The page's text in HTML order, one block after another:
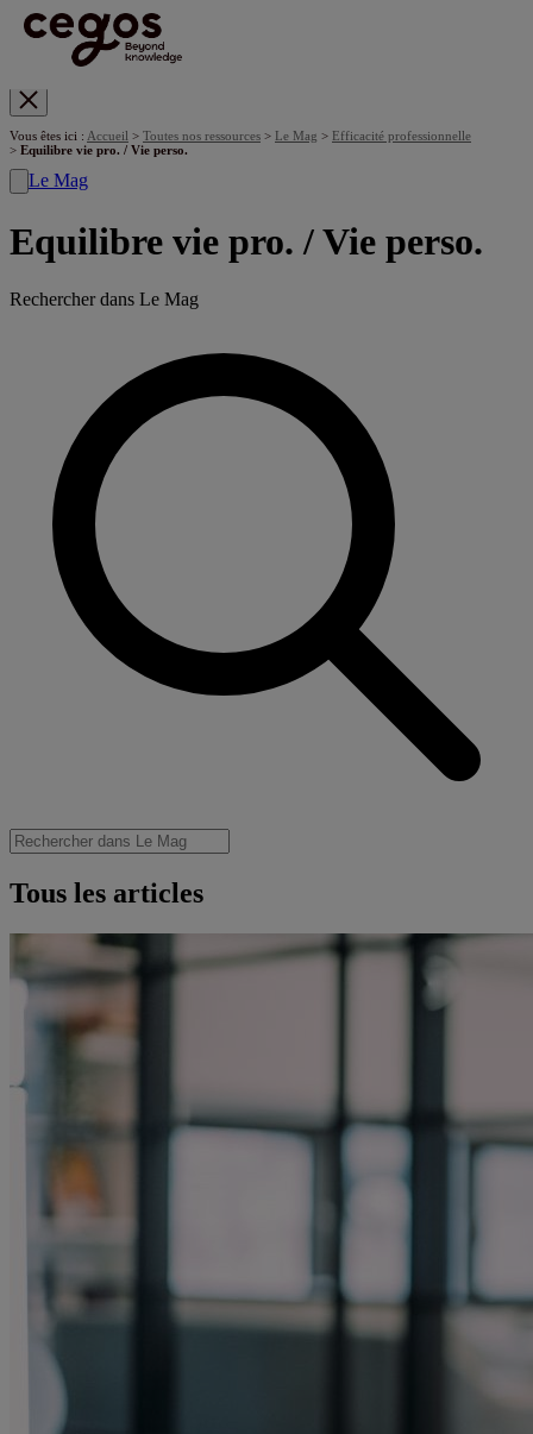
Vous êtes ici : Accueil > Toutes nos ressources > Le Mag > Efficacité professionnelle
> Equilibre vie pro. / Vie perso.
Le Mag
Equilibre vie pro. / Vie perso.
Rechercher dans Le Mag
Tous les articles